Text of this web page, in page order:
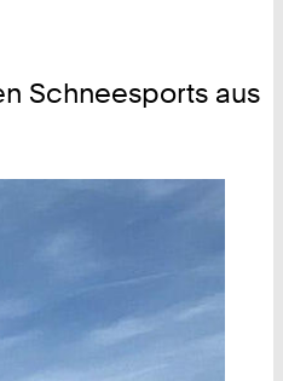
Schneesports aus